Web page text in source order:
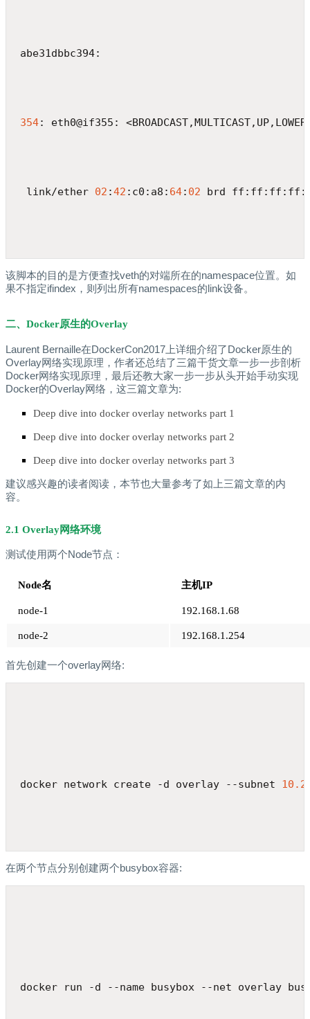
abe31dbbc394:
354: eth0@if355:
link/ether 02 :42 :c0:a8: 64: 02 brd
该脚本的目的是方便查找veth的对端所在的namespace位置。如
果不指定ifindex，则列出所有namespaces的link设备。
二、Docker原生的Overlay
Laurent Bernaille在DockerCon2017上详细介绍了Docker原生的
Overlay网络实现原理，作者还总结了三篇干货文章一步一步剖析
Docker网络实现原理，最后还教大家一步一步从头开始手动实现
Docker的Overlay网络，这三篇文章为:
Deep dive into docker overlay networks part 1
Deep dive into docker overlay networks part 2
Deep dive into docker overlay networks part 3
建议感兴趣的读者阅读，本节也大量参考了如上三篇文章的内
容。
2.1 Overlay网络环境
测试使用两个Node节点：
Node名 主机IP
node-1 192.168.1.68
node-2 192.168.1.254
首先创建一个overlay网络:
docker network create -d overlay --subnet
在两个节点分别创建两个busybox容器:
docker run -d --name busybox --net overlay